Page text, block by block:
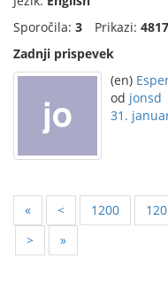
Sporočila: 3 Prikazi:
Zadnji prispevek
(en)
od jonsd
31.
« < 1200
>
»